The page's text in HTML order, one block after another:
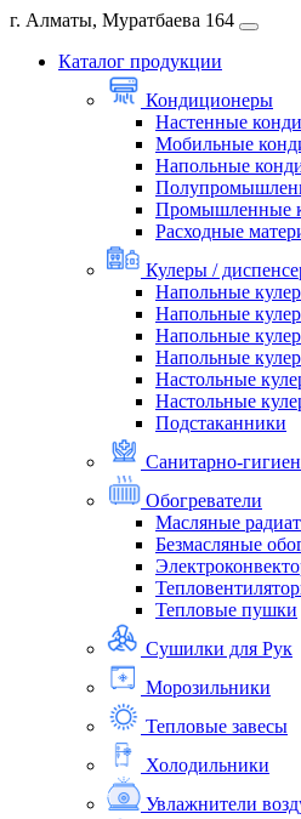
г. Алматы, Муратбаева 164
Каталог продукции
Кондиционеры
Настенные
Мобильные
Напольные
Промышленные
Расходные
Кулеры /
Напольные
Напольные
Напольные
Напольные
Настольные
Настольные
Подстаканники
Санитарно-
Обогреватели
Масляные
Безмасляные
Тепловые пушки
Сушилки для Рук
Морозильники
Тепловые завесы
Холодильники
Увлажнители